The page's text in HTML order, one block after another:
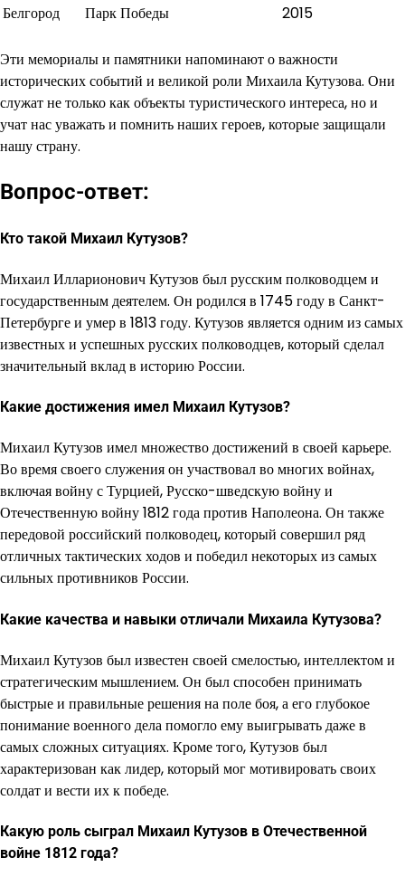
Белгород
Парк Победы 2015
Эти мемориалы и памятники напоминают о важности
исторических событий и великой роли Михаила Кутузова. Они
служат не только как объекты туристического интереса, но и
учат нас уважать и помнить наших героев, которые защищали
нашу страну.
Вопрос-ответ:
Кто такой Михаил Кутузов?
Михаил Илларионович Кутузов был русским полководцем и
государственным деятелем. Он родился в 1745 году в Санкт-
Петербурге и умер в 1813 году. Кутузов является одним из самых
известных и успешных русских полководцев, который сделал
значительный вклад в историю России.
Какие достижения имел Михаил Кутузов?
Михаил Кутузов имел множество достижений в своей карьере.
Во время своего служения он участвовал во многих войнах,
включая войну с Турцией, Русско-шведскую войну и
Отечественную войну 1812 года против Наполеона. Он также
передовой российский полководец, который совершил ряд
отличных тактических ходов и победил некоторых из самых
сильных противников России.
Какие качества и навыки отличали Михаила Кутузова?
Михаил Кутузов был известен своей смелостью, интеллектом и
стратегическим мышлением. Он был способен принимать
быстрые и правильные решения на поле боя, а его глубокое
понимание военного дела помогло ему выигрывать даже в
самых сложных ситуациях. Кроме того, Кутузов был
характеризован как лидер, который мог мотивировать своих
солдат и вести их к победе.
Какую роль сыграл Михаил Кутузов в Отечественной
войне 1812 года?